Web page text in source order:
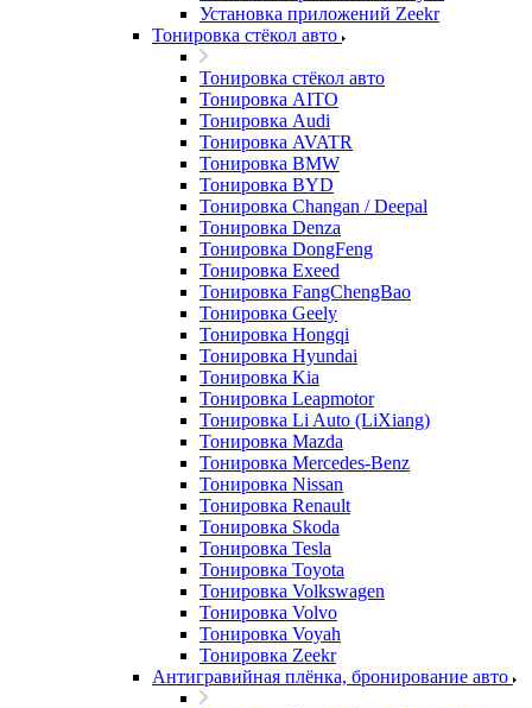
Установка приложений Zeekr
Тонировка стёкол авто
Тонировка стёкол авто
Тонировка AITO
Тонировка Audi
Тонировка AVATR
Тонировка BMW
Тонировка BYD
Тонировка Changan / Deepal
Тонировка Denza
Тонировка DongFeng
Тонировка Exeed
Тонировка FangChengBao
Тонировка Geely
Тонировка Hongqi
Тонировка Hyundai
Тонировка Kia
Тонировка Leapmotor
Тонировка Li Auto (LiXiang)
Тонировка Mazda
Тонировка Mercedes-Benz
Тонировка Nissan
Тонировка Renault
Тонировка Skoda
Тонировка Tesla
Тонировка Toyota
Тонировка Volkswagen
Тонировка Volvo
Тонировка Voyah
Тонировка Zeekr
Антигравийная плёнка, бронирование авто